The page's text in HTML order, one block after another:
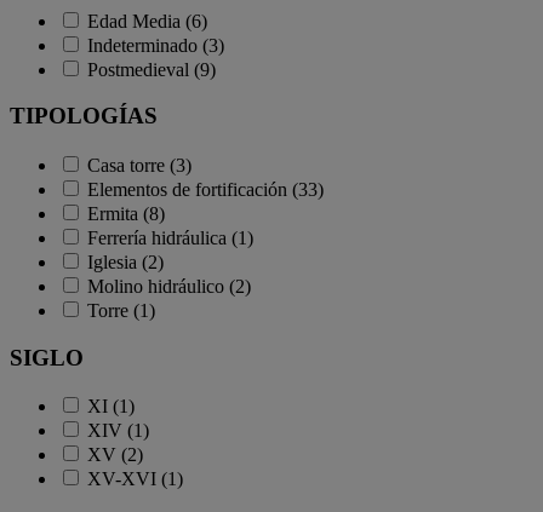
Edad Media (6)
Indeterminado (3)
Postmedieval (9)
TIPOLOGÍAS
Casa torre (3)
Elementos de fortificación (33)
Ermita (8)
Ferrería hidráulica (1)
Iglesia (2)
Molino hidráulico (2)
Torre (1)
SIGLO
XI (1)
XIV (1)
XV (2)
XV-XVI (1)